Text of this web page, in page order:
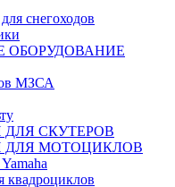
снегоходов
ОБОРУДОВАНИЕ
МЗСА
ДЛЯ СКУТЕРОВ
ДЛЯ МОТОЦИКЛОВ
квадроциклов